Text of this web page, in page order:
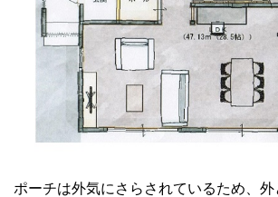
ポーチは外気にさらされているため、